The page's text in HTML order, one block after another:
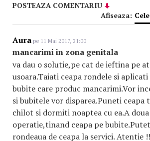
POSTEAZA COMENTARIU
Afiseaza:
Aura pe 11 Mai 2017, 21:00
mancarimi in zona genitala
va dau o solutie,pe cat de ieftina pe
usoara.Taiati ceapa rondele si
bubite care produc mancarimi.Vor
si bubitele vor disparea.Puneti ceapa
chilot si dormiti noaptea cu ea.A
operatie,tinand ceapa pe
rondeaua de ceapa la servici. Atentie